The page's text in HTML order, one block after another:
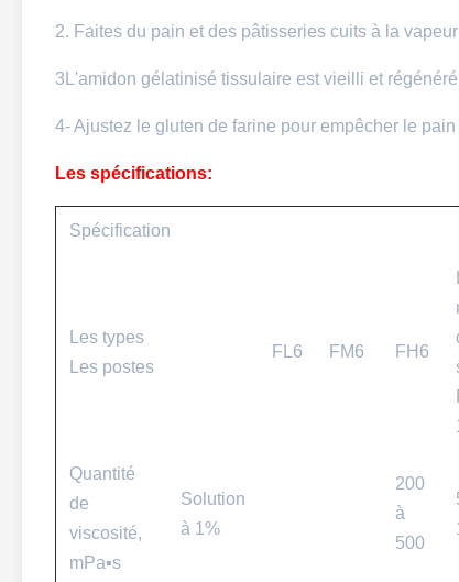
2. Faites du pain et des pâtisseries cuits à la
3L'amidon gélatinisé tissulaire est vieilli et
4- Ajustez le gluten de farine pour empêcher le
Les spécifications:
Spécification
Les types
Les postes
FL6 FM6 FH6
1
Quantité
de
viscosité,
mPa▪s
Solution
à 1%
200
à
500